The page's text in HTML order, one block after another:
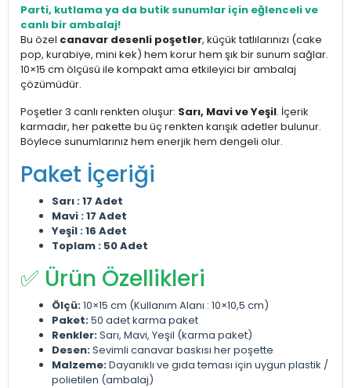
Parti, kutlama ya da butik sunumlar için eğlenceli ve
canlı bir ambalaj!
Bu özel canavar desenli poşetler, küçük tatlılarınızı (cake
pop, kurabiye, mini kek) hem korur hem şık bir sunum sağlar.
10×15 cm ölçüsü ile kompakt ama etkileyici bir ambalaj
çözümüdür.
Poşetler 3 canlı renkten oluşur: Sarı, Mavi ve Yeşil. İçerik
karmadır, her pakette bu üç renkten karışık adetler bulunur.
Böylece sunumlarınız hem enerjik hem dengeli olur.
Paket İçeriği
Sarı : 17 Adet
Mavi : 17 Adet
Yeşil : 16 Adet
Toplam : 50 Adet
✅ Ürün Özellikleri
Ölçü:10×15 cm (Kullanım Alanı : 10×10,5 cm)
Paket:50 adet karma paket
Renkler:Sarı, Mavi, Yeşil (karma paket)
Desen:Sevimli canavar baskısı her poşette
Malzeme:Dayanıklı ve gıda teması için uygun plastik /
polietilen (ambalaj)